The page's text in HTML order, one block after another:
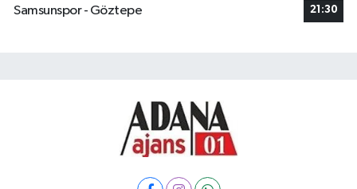
Samsunspor - Göztepe
21:30